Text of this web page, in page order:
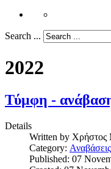
Search ...
2022
Τύμφη -
Details
Written by Χρήστος
Category:
Published: 07